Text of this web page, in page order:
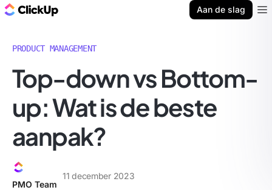
Aan de slag
PRODUCT MANAGEMENT
Top-down vs Bottom-
up: Wat is de beste
aanpak?
PMO Team
11 december 2023